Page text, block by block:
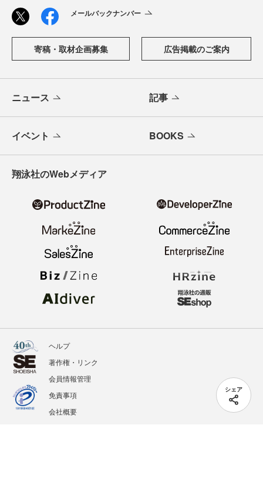
シェア
メールバックナンバー
寄稿・取材企画募集 広告掲載のご案内
ニュース 記事
イベント BOOKS
翔泳社のWebメディア
ヘルプ
著作権・リンク
会員情報管理
免責事項
会社概要